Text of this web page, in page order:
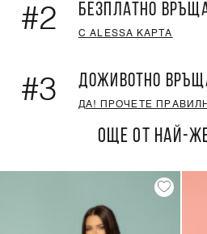
#2 БЕЗПЛАТНО
С ALESSA КАРТА
#3 ДОЖИВОТНО
ДА! ПРОЧЕТЕ
ОЩЕ ОТ НАЙ-